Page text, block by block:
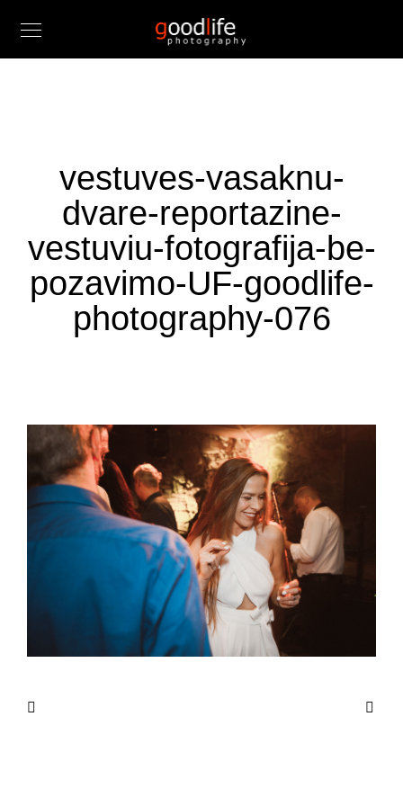
vestuves-vasaknu-
dvare-reportazine-
vestuviu-fotografija-be-
pozavimo-UF-goodlife-
photography-076